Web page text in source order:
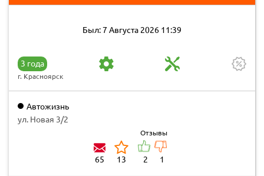
Был: 7 Августа 2026 11:39
3 года
г. Красноярск
Автожизнь
ул. Новая 3/2
65 13
Отзывы
2 1